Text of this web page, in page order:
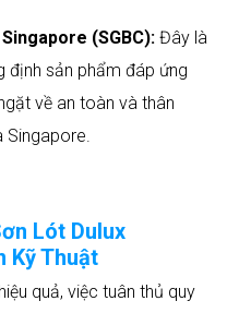
(SGBC): Đây là
định sản phẩm đáp ứng
về an toàn và thân
Singapore.
Lót Dulux
Kỹ Thuật
quả, việc tuân thủ quy